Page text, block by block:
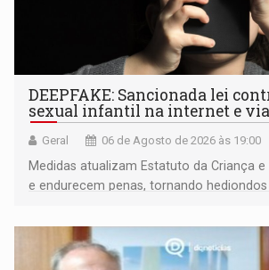
DEEPFAKE: Sancionada lei
sexual infantil na internet e
Geral 06 de Agosto de 2026 às 19:00
Medidas atualizam Estatuto da Criança
e endurecem penas, tornando